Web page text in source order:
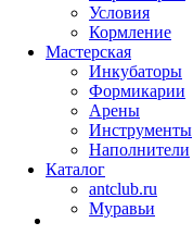
Условия
Кормление
Мастерская
Инкубаторы
Формикарии
Арены
Инструменты
Наполнители
Каталог
antclub.ru
Муравьи